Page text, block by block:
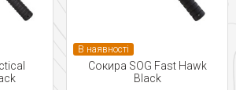
В наявності
Сокира SOG Fast Hawk
Black